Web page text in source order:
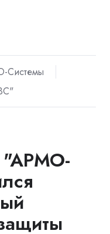
Системы
"АРМО-